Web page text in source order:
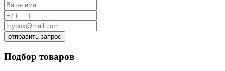
отправить запрос
Подбор товаров